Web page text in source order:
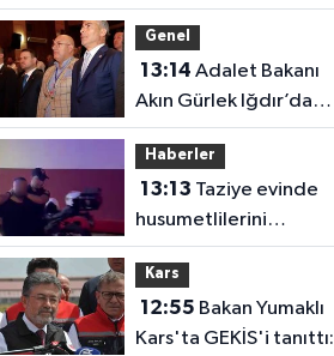
Iğdır
Genel
13:14
Akın Gürlek Iğdır’da
Dijital Medya
Çalıştayı’na Katıldı
Haberler
13:13
husumetlilerini
tabancayla kovalayan
şüpheli gözaltına alındı
Kars
12:55
Kars'ta GEKİS'i tanıttı: